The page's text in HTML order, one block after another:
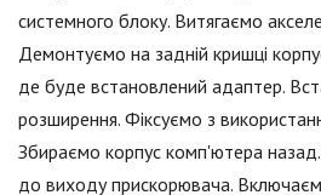
системного блоку. Витягаємо
Демонтуємо на задній кришці
де буде встановлений адаптер.
розширення. Фіксуємо з
Збираємо корпус комп'ютера
до виходу прискорювача.